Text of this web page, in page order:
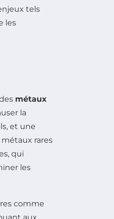
tels
les
métaux
la
et une
rares
qui
les
comme